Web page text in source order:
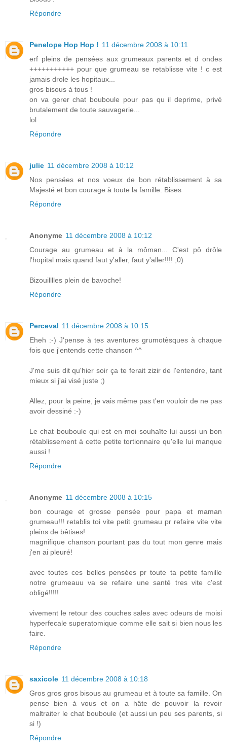
Répondre
Penelope Hop Hop ! 11 décembre 2008 à 10:11
erf pleins de pensées aux grumeaux parents et d ondes
+++++++++++ pour que grumeau se retablisse vite ! c est
jamais drole les hopitaux...
gros bisous à tous !
on va gerer chat bouboule pour pas qu il deprime, privé
brutalement de toute sauvagerie...
lol
Répondre
julie 11 décembre 2008 à 10:12
Nos pensées et nos voeux de bon rétablissement à sa
Majesté et bon courage à toute la famille. Bises
Répondre
Anonyme 11 décembre 2008 à 10:12
Courage au grumeau et à la môman... C'est pô drôle
l'hopital mais quand faut y'aller, faut y'aller!!!! ;0)
Bizouilllles plein de bavoche!
Répondre
Perceval 11 décembre 2008 à 10:15
Eheh :-) J'pense à tes aventures grumotèsques à chaque
fois que j'entends cette chanson ^^
J'me suis dit qu'hier soir ça te ferait zizir de l'entendre, tant
mieux si j'ai visé juste ;)
Allez, pour la peine, je vais même pas t'en vouloir de ne pas
avoir dessiné :-)
Le chat bouboule qui est en moi souhaîte lui aussi un bon
rétablissement à cette petite tortionnaire qu'elle lui manque
aussi !
Répondre
Anonyme 11 décembre 2008 à 10:15
bon courage et grosse pensée pour papa et maman
grumeau!!! retablis toi vite petit grumeau pr refaire vite vite
pleins de bêtises!
magnifique chanson pourtant pas du tout mon genre mais
j'en ai pleuré!
avec toutes ces belles pensées pr toute ta petite famille
notre grumeauu va se refaire une santé tres vite c'est
obligé!!!!!
vivement le retour des couches sales avec odeurs de moisi
hyperfecale superatomique comme elle sait si bien nous les
faire.
Répondre
saxicole 11 décembre 2008 à 10:18
Gros gros gros bisous au grumeau et à toute sa famille. On
pense bien à vous et on a hâte de pouvoir la revoir
maltraiter le chat bouboule (et aussi un peu ses parents, si
si !)
Répondre